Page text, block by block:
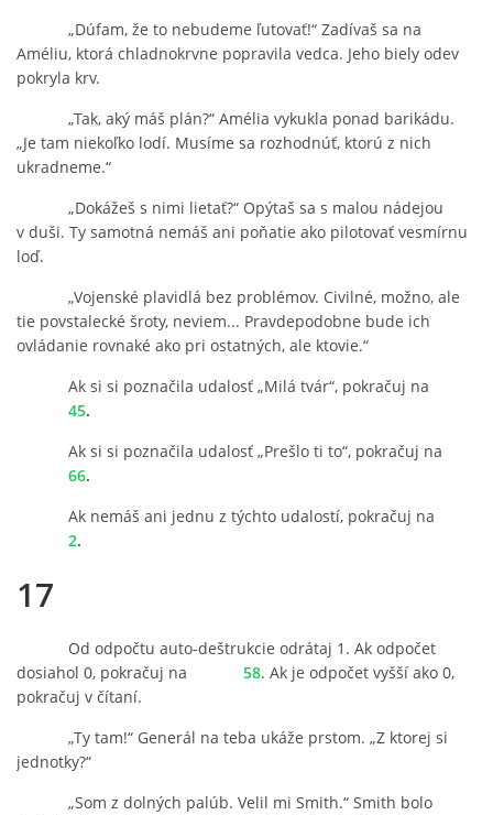
„Dúfam, že to nebudeme ľutovať!“ Zadívaš sa na
Améliu, ktorá chladnokrvne popravila vedca. Jeho biely odev
pokryla krv.
„Tak, aký máš plán?“ Amélia vykukla ponad barikádu.
„Je tam niekoľko lodí. Musíme sa rozhodnúť, ktorú z nich
ukradneme.“
„Dokážeš s nimi lietať?“ Opýtaš sa s malou nádejou
v duši. Ty samotná nemáš ani poňatie ako pilotovať vesmírnu
loď.
„Vojenské plavidlá bez problémov. Civilné, možno, ale
tie povstalecké šroty, neviem... Pravdepodobne bude ich
ovládanie rovnaké ako pri ostatných, ale ktovie.“
Ak si si poznačila udalosť „Milá tvár“, pokračuj na
45.
Ak si si poznačila udalosť „Prešlo ti to“, pokračuj na
66.
Ak nemáš ani jednu z týchto udalostí, pokračuj na
2.
17
Od odpočtu auto-deštrukcie odrátaj 1. Ak odpočet
dosiahol 0, pokračuj na
58. Ak je odpočet vyšší ako 0,
pokračuj v čítaní.
„Ty tam!“ Generál na teba ukáže prstom. „Z ktorej si
jednotky?“
„Som z dolných palúb. Velil mi Smith.“ Smith bolo